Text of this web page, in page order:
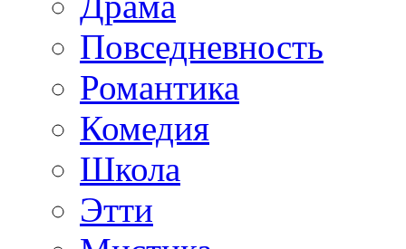
Повседневность
Романтика
Комедия
Школа
Этти